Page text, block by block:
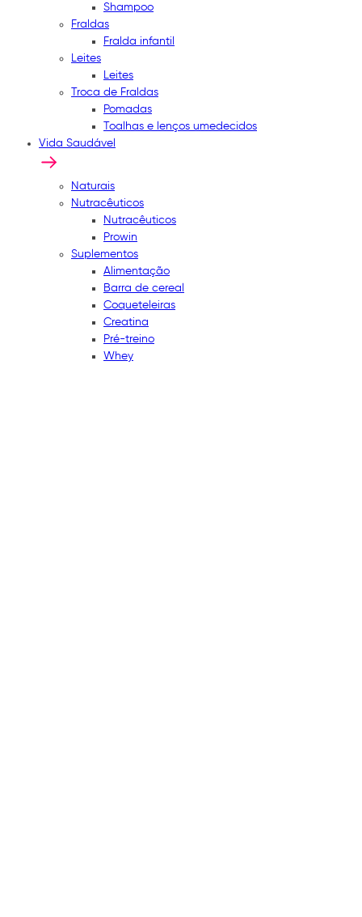
Shampoo
Fraldas
Fralda infantil
Leites
Leites
Troca de Fraldas
Pomadas
Toalhas e lenços umedecidos
Vida Saudável
Naturais
Nutracêuticos
Nutracêuticos
Prowin
Suplementos
Alimentação
Barra de cereal
Coqueteleiras
Creatina
Pré-treino
Whey